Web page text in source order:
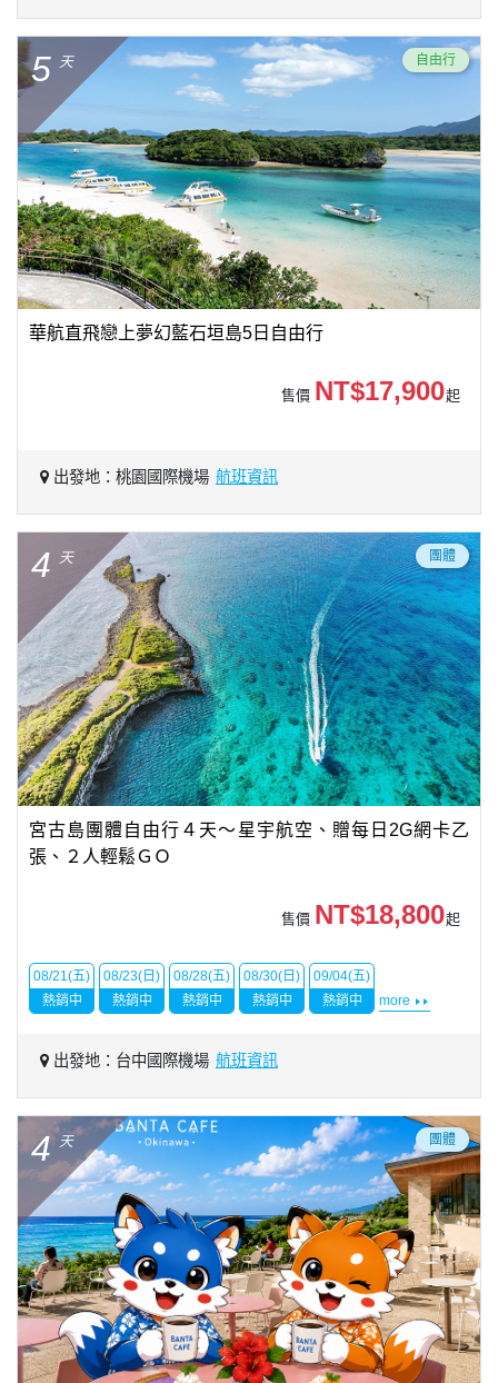
5 天 自由行
華航直飛戀上夢幻藍石垣島5日自由行
售價 NT$17,900起
出發地：桃園國際機場 航班資訊
4 天 團體
宮古島團體自由行４天～星宇航空、贈每日2G網卡乙
張、２人輕鬆ＧＯ
售價 NT$18,800起
08/21(五)
熱銷中
08/23(日)
熱銷中
08/28(五)
熱銷中
08/30(日)
熱銷中
09/04(五)
熱銷中
more
出發地：台中國際機場 航班資訊
4 天 團體